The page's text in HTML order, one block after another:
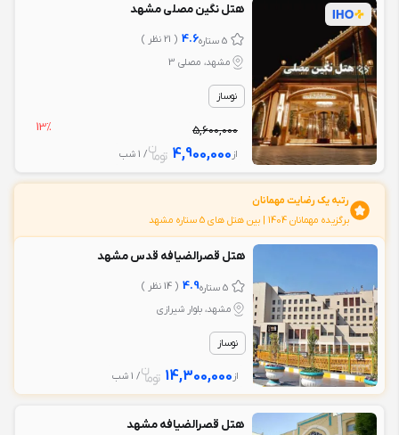
هتل نگین مصلی مشهد
5 ستاره 4.6 ( 21 نظر )
مشهد، مصلی 3
نوساز
5,600,000
13%
از 4,900,000 / 1 شب
رتبه یک رضایت مهمانان
برگزیده مهمانان 1404 | بين هتل های 5 ستاره مشهد
هتل قصرالضیافه قدس مشهد
5 ستاره 4.9 ( 14 نظر )
مشهد، بلوار شیرازی
نوساز
از 14,300,000 / 1 شب
هتل قصرالضیافه مشهد